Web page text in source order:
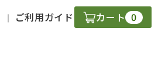
ご利用ガイド カート 0